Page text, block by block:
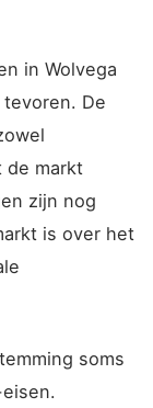
in Wolvega
De
de markt
zijn nog
is over het
soms